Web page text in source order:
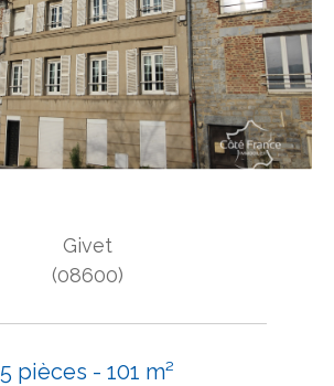
Givet
(08600)
5 pièces - 101 m²